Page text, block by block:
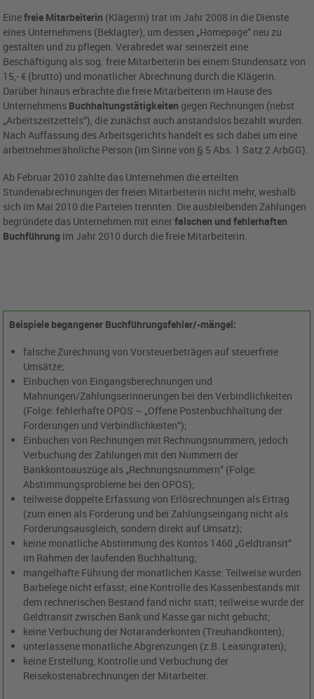
Einefreie Mitarbeiterin (Klägerin) trat im Jahr 2008 in die Dienste
eines Unternehmens (Beklagter), um dessen „Homepage“ neu zu
gestalten und zu pflegen. Verabredet war seinerzeit eine
Beschäftigung als sog. freie Mitarbeiterin bei einem Stundensatz von
15,- € (brutto) und monatlicher Abrechnung durch die Klägerin.
Darüber hinaus erbrachte die freie Mitarbeiterin im Hause des
Unternehmens Buchhaltungstätigkeiten gegen Rechnungen (nebst
„Arbeitszeitzettels“), die zunächst auch anstandslos bezahlt wurden.
Nach Auffassung des Arbeitsgerichts handelt es sich dabei um eine
arbeitnehmerähnliche Person (im Sinne von § 5 Abs. 1 Satz 2 ArbGG).
Ab Februar 2010 zahlte das Unternehmen die erteilten
Stundenabrechnungen der freien Mitarbeiterin nicht mehr, weshalb
sich im Mai 2010 die Parteien trennten. Die ausbleibenden Zahlungen
begründete das Unternehmen mit einerfalschen und fehlerhaften
Buchführung im Jahr 2010 durch die freie Mitarbeiterin.
Beispiele begangener Buchführungsfehler/-mängel:
falsche Zurechnung von Vorsteuerbeträgen auf steuerfreie
Umsätze;
Einbuchen von Eingangsberechnungen und
Mahnungen/Zahlungserinnerungen bei den Verbindlichkeiten
(Folge: fehlerhafte OPOS – „Offene Postenbuchhaltung der
Forderungen und Verbindlichkeiten“);
Einbuchen von Rechnungen mit Rechnungsnummern, jedoch
Verbuchung der Zahlungen mit den Nummern der
Bankkontoauszüge als „Rechnungsnummern“ (Folge:
Abstimmungsprobleme bei den OPOS);
teilweise doppelte Erfassung von Erlösrechnungen als Ertrag
(zum einen als Forderung und bei Zahlungseingang nicht als
Forderungsausgleich, sondern direkt auf Umsatz);
keine monatliche Abstimmung des Kontos 1460 „Geldtransit“
im Rahmen der laufenden Buchhaltung;
mangelhafte Führung der monatlichen Kasse: Teilweise wurden
Barbelege nicht erfasst; eine Kontrolle des Kassenbestands mit
dem rechnerischen Bestand fand nicht statt; teilweise wurde der
Geldtransit zwischen Bank und Kasse gar nicht gebucht;
keine Verbuchung der Notaranderkonten (Treuhandkonten);
unterlassene monatliche Abgrenzungen (z.B. Leasingraten);
keine Erstellung, Kontrolle und Verbuchung der
Reisekostenabrechnungen der Mitarbeiter.